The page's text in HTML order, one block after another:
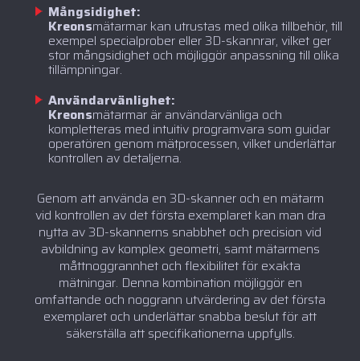
Mångsidighet:
‍Kreonsmätarmar kan utrustas med olika tillbehör, till
exempel specialprober eller 3D-skannrar, vilket ger
stor mångsidighet och möjliggör anpassning till olika
tillämpningar.
Användarvänlighet:
‍Kreonsmätarmar är användarvänliga och
kompletteras med intuitiv programvara som guidar
operatören genom mätprocessen, vilket underlättar
kontrollen av detaljerna.
Genom att använda en 3D-skanner och en mätarm
vid kontrollen av det första exemplaret kan man dra
nytta av 3D-skannerns snabbhet och precision vid
avbildning av komplex geometri, samt mätarmens
måttnoggrannhet och flexibilitet för exakta
mätningar. Denna kombination möjliggör en
omfattande och noggrann utvärdering av det första
exemplaret och underlättar snabba beslut för att
säkerställa att specifikationerna uppfylls.